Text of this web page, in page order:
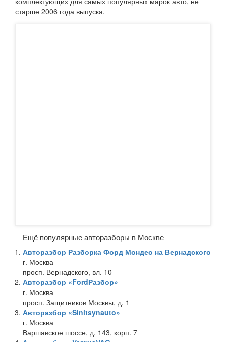
старше 2006 года выпуска.
Ещё популярные авторазборы в Москве
Авторазбор Разборка Форд Мондео на Вернадского
г. Москва
просп. Вернадского, вл. 10
Авторазбор «FordРазбор»
г. Москва
просп. Защитников Москвы, д. 1
Авторазбор «Sinitsynauto»
г. Москва
Варшавское шоссе, д. 143, корп. 7